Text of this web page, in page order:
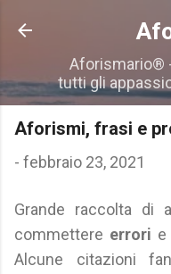
Passa ai
Aforismario®
tutti gli
Aforismi, frasi e
- febbraio 23, 2021
Grande raccolta di
commettere errori e
Alcune citazioni